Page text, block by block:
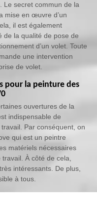
Le secret commun de la
mise en œuvre d’un
il est également
de la qualité de pose de
d’un volet. Toute
une intervention
de volet.
pour la peinture des
ouvertures de la
indispensable de
Par conséquent, on
qui est un peintre
matériels nécessaires
À côté de cela,
intéressants. De plus,
à tous.